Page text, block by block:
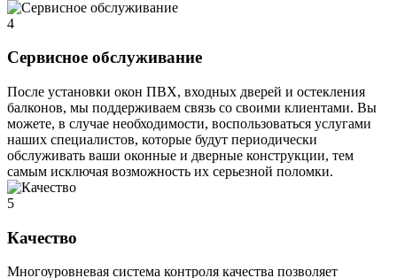
4
Сервисное обслуживание
После установки окон ПВХ, входных дверей и остекления
балконов, мы поддерживаем связь со своими клиентами. Вы
можете, в случае необходимости, воспользоваться услугами
наших специалистов, которые будут периодически
обслуживать ваши оконные и дверные конструкции, тем
самым исключая возможность их серьезной поломки.
5
Качество
Многоуровневая система контроля качества позволяет